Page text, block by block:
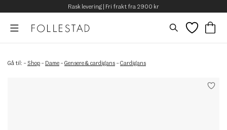
Rask levering | Fri frakt fra 2900 kr
Gå til: – Shop – Dame –Gensere & cardigans –Cardigans